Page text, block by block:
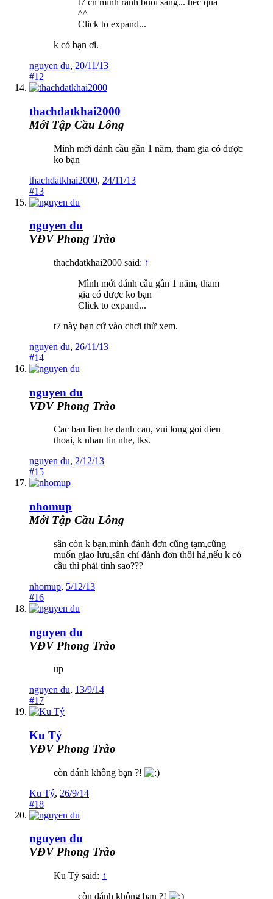
t7 cn mình rảnh buổi sáng... tiếc quá
^^
Click to expand...
k có bạn ơi.
nguyen du, 20/11/13
#12
thachdatkhai2000
Mới Tập Cầu Lông
Mình mới đánh cầu gần 1 năm, tham gia có được
ko bạn
thachdatkhai2000, 24/11/13
#13
nguyen du
VĐV Phong Trào
thachdatkhai2000 said: ↑
Mình mới đánh cầu gần 1 năm, tham
gia có được ko bạn
Click to expand...
t7 này bạn cứ vào chơi thử xem.
nguyen du, 26/11/13
#14
nguyen du
VĐV Phong Trào
Cac ban lien he danh cau, vui long goi dien
thoai, k nhan tin nhe, tks.
nguyen du, 2/12/13
#15
nhomup
Mới Tập Cầu Lông
sân còn k bạn,mình đánh đơn cũng tạm,cũng
muốn giao lưu,sân chỉ đánh đơn thôi hả,nếu k có
cầu thì phải tính sao???
nhomup, 5/12/13
#16
nguyen du
VĐV Phong Trào
up
nguyen du, 13/9/14
#17
Ku Tý
VĐV Phong Trào
còn đánh không bạn ?!
Ku Tý, 26/9/14
#18
nguyen du
VĐV Phong Trào
Ku Tý said: ↑
còn đánh không bạn ?!